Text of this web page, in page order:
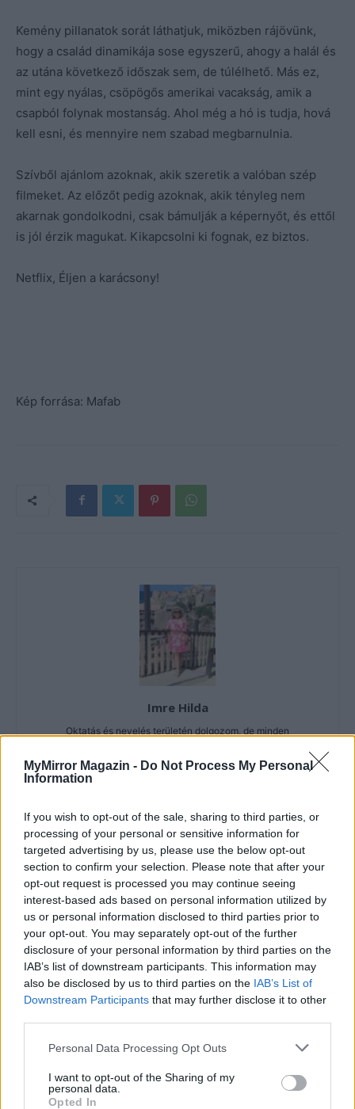
MyMirror Magazin - Do Not Process My Personal
Information
If you wish to opt-out of the sale, sharing to third parties, or
processing of your personal or sensitive information for
targeted advertising by us, please use the below opt-out
section to confirm your selection. Please note that after your
opt-out request is processed you may continue seeing
interest-based ads based on personal information utilized by
us or personal information disclosed to third parties prior to
your opt-out. You may separately opt-out of the further
disclosure of your personal information by third parties on the
IAB’s list of downstream participants. This information may
also be disclosed by us to third parties on the IAB’s List of
Downstream Participants that may further disclose it to other
Personal Data Processing Opt Outs
I want to opt-out of the Sharing of my
personal data.
Opted In
Kemény pillanatok sorát láthatjuk, miközben rájövünk,
hogy a család dinamikája sose egyszerű, ahogy a halál és
az utána következő időszak sem, de túlélhető. Más ez,
mint egy nyálas, csöpögős amerikai vacakság, amik a
csapból folynak mostanság. Ahol még a hó is tudja, hová
kell esni, és mennyire nem szabad megbarnulnia.
Szívből ajánlom azoknak, akik szeretik a valóban szép
filmeket. Az előzőt pedig azoknak, akik tényleg nem
akarnak gondolkodni, csak bámulják a képernyőt, és ettől
is jól érzik magukat. Kikapcsolni ki fognak, ez biztos.
Netflix, Éljen a karácsony!
Kép forrása: Mafab
Imre Hilda
Oktatás és nevelés területén dolgozom, de minden
mögé és közben keresem az embert, a nőt a jól legyártott álarcok
mögött. Néha meséket is írok, de gyakrabban novellákat,
KAPCSOLÓDÓ CIKKEK TÖBB A SZERZŐTŐL
Minka 14. rész
Minka 13. rész
Clayton-ügy